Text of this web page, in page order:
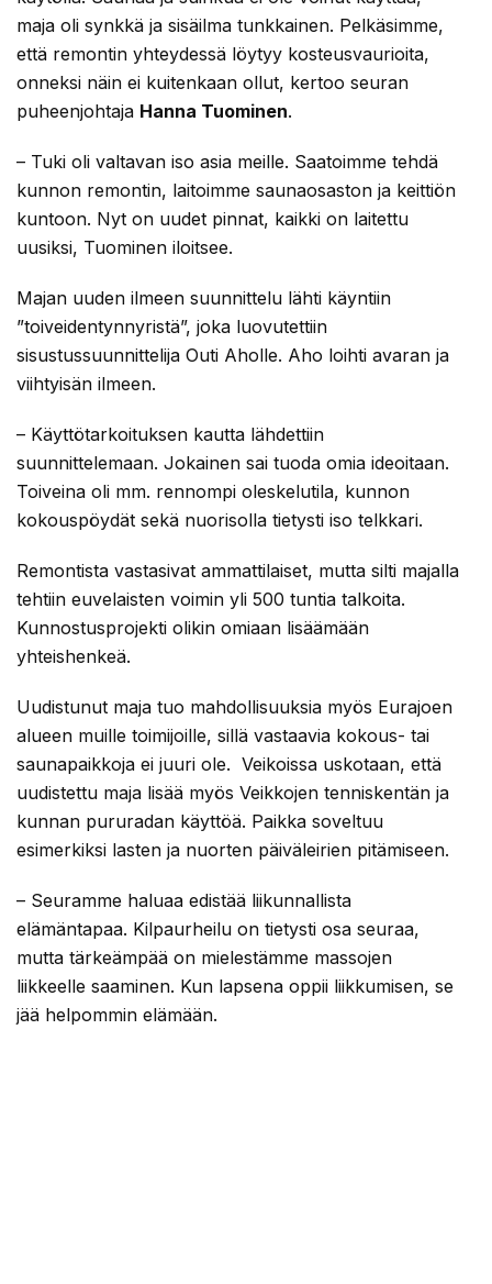
maja oli synkkä ja sisäilma tunkkainen. Pelkäsimme,
että remontin yhteydessä löytyy kosteusvaurioita,
onneksi näin ei kuitenkaan ollut, kertoo seuran
puheenjohtaja Hanna Tuominen.
– Tuki oli valtavan iso asia meille. Saatoimme tehdä
kunnon remontin, laitoimme saunaosaston ja keittiön
kuntoon. Nyt on uudet pinnat, kaikki on laitettu
uusiksi, Tuominen iloitsee.
Majan uuden ilmeen suunnittelu lähti käyntiin
”toiveidentynnyristä”, joka luovutettiin
sisustussuunnittelija Outi Aholle. Aho loihti avaran ja
viihtyisän ilmeen.
– Käyttötarkoituksen kautta lähdettiin
suunnittelemaan. Jokainen sai tuoda omia ideoitaan.
Toiveina oli mm. rennompi oleskelutila, kunnon
kokouspöydät sekä nuorisolla tietysti iso telkkari.
Remontista vastasivat ammattilaiset, mutta silti majalla
tehtiin euvelaisten voimin yli 500 tuntia talkoita.
Kunnostusprojekti olikin omiaan lisäämään
yhteishenkeä.
Uudistunut maja tuo mahdollisuuksia myös Eurajoen
alueen muille toimijoille, sillä vastaavia kokous- tai
saunapaikkoja ei juuri ole. Veikoissa uskotaan, että
uudistettu maja lisää myös Veikkojen tenniskentän ja
kunnan pururadan käyttöä. Paikka soveltuu
esimerkiksi lasten ja nuorten päiväleirien pitämiseen.
– Seuramme haluaa edistää liikunnallista
elämäntapaa. Kilpaurheilu on tietysti osa seuraa,
mutta tärkeämpää on mielestämme massojen
liikkeelle saaminen. Kun lapsena oppii liikkumisen, se
jää helpommin elämään.